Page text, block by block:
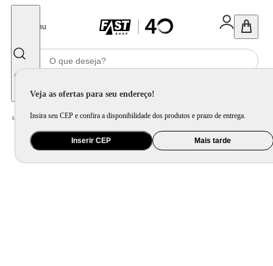
Menu
Veja as ofertas para seu endereço!
Insira seu CEP e confira a disponibilidade dos produtos e prazo de entrega.
Inserir CEP Mais tarde
Home Brinquedo e Colecionável / Para Colecionar